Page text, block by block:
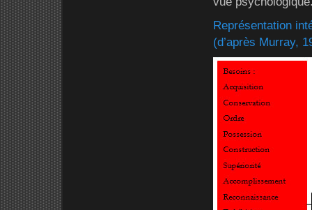
Représentation
(d’après Murray,